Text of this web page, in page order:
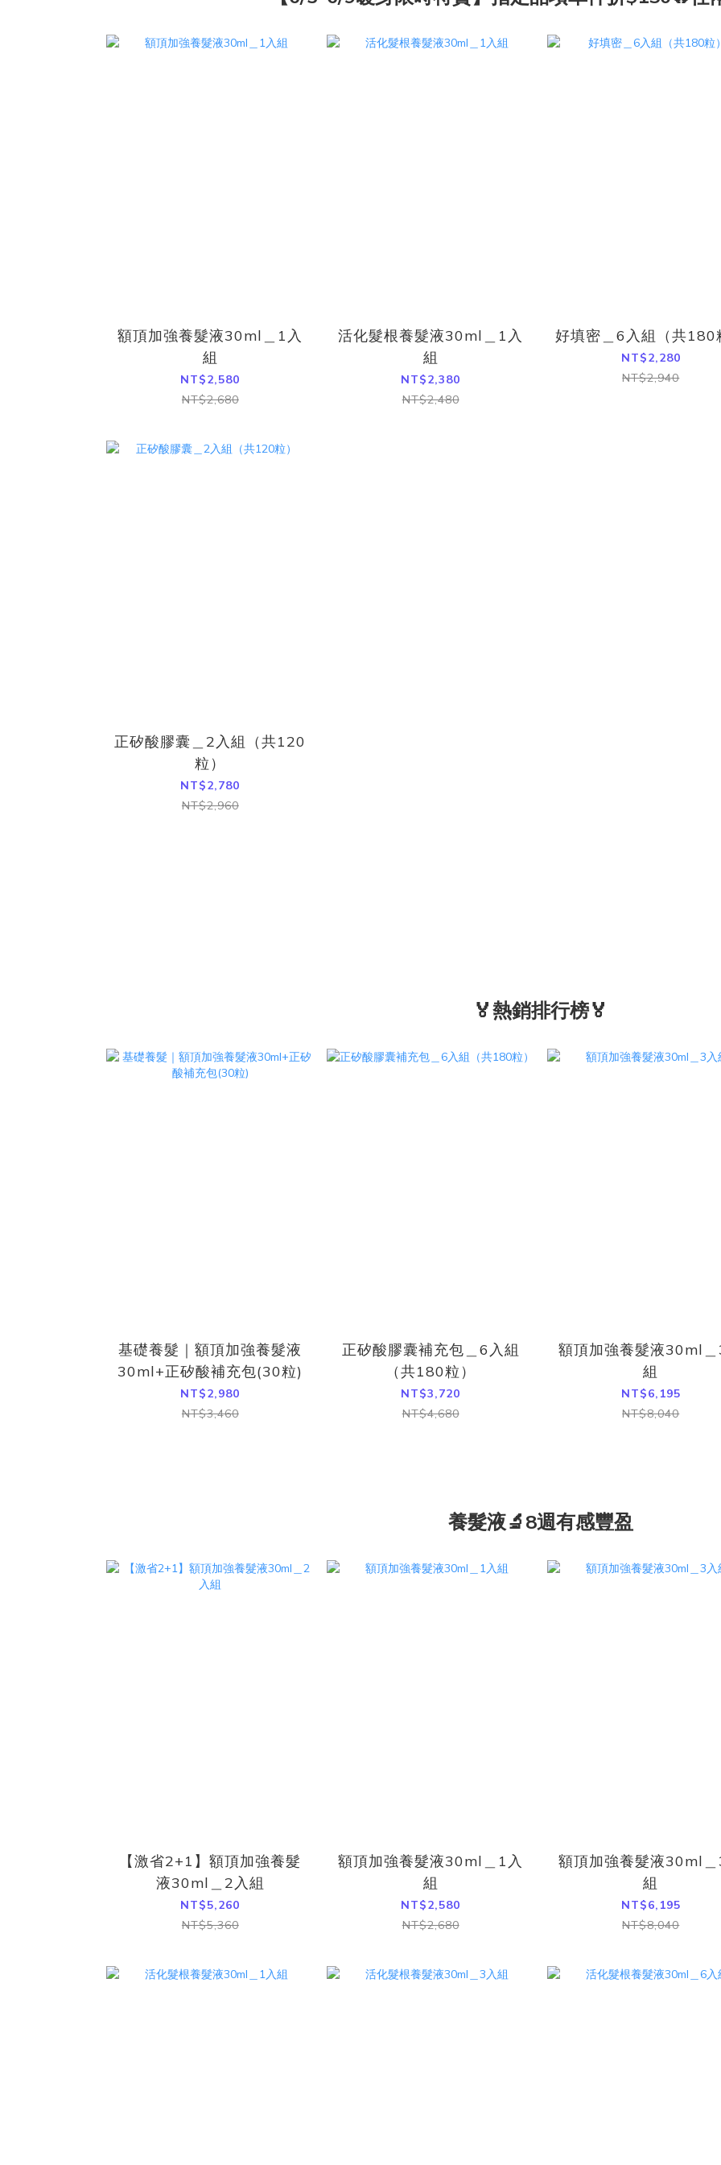
額頂加強養髮液30ml＿1入
組
NT$2,580
NT$2,680
活化髮根養髮液30ml＿1入
組
NT$2,380
NT$2,480
好填密＿6入組（共180
NT$2,280
NT$2,940
正矽酸膠囊＿2入組（共120
粒）
NT$2,780
NT$2,960
🏅熱銷排行榜🏅
基礎養髮｜額頂加強養髮液
30ml+正矽酸補充包(30粒)
NT$2,980
NT$3,460
正矽酸膠囊補充包＿6入組
（共180粒）
NT$3,720
NT$4,680
額頂加強養髮液30ml
組
NT$6,195
NT$8,040
養髮液🔬8週有感豐盈
【激省2+1】額頂加強養髮
液30ml＿2入組
NT$5,260
NT$5,360
額頂加強養髮液30ml＿1入
組
NT$2,580
NT$2,680
額頂加強養髮液30ml
組
NT$6,195
NT$8,040